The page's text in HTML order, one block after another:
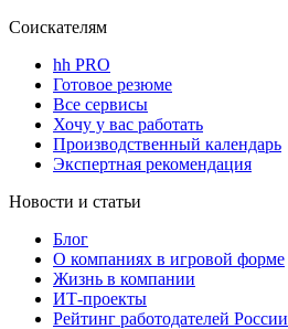
Соискателям
hh PRO
Готовое резюме
Все сервисы
Хочу у вас работать
Производственный календарь
Экспертная рекомендация
Новости и статьи
Блог
О компаниях в игровой форме
Жизнь в компании
ИТ-проекты
Рейтинг работодателей России